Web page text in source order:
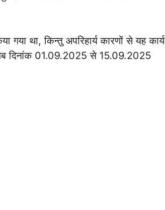
था, किन्तु अपरिहार्य कारणों से यह कार्य
दिनांक 01.09.2025 से 15.09.2025